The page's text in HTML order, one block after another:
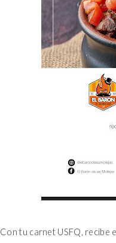
Con tu carnet USFQ, recibe